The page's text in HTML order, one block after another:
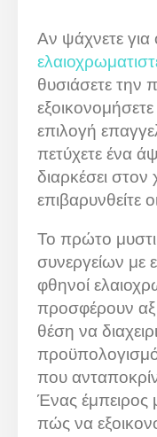
Αν ψάχνετε για
θυσιάσετε την
επιλογή
πετύχετε ένα
διαρκέσει
επιβαρυνθείτε
Το πρώτο
συνεργείων με
φθηνοί
προσφέρουν
θέση να
που
Ένας έμπειρος
πώς να